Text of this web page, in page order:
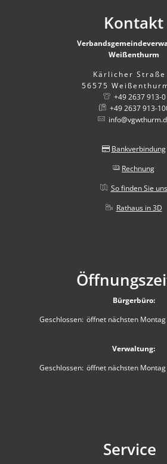
Kontakt
Weißenthurm
Kärlicher Straße
56575
+49 2637 913-0
+49 2637 913-
Bankverbindung
Rechnung
So finden Sie uns
Rathaus in 3D
Bürgerbüro:
Klicken, um weitere Öffnungs- oder
Geschlossen: öffnet nächsten
Verwaltung:
Klicken, um weitere Öffnungs- oder
Geschlossen: öffnet nächsten
Service